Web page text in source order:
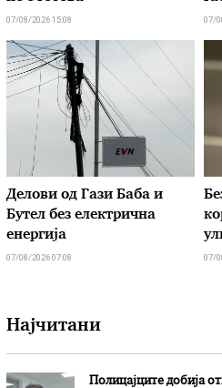
07/08/2026 15:08 07/
Делови од Гази Баба и
Бутел без електрична
енергија
07/08/2026 07:08 07/
Најчитани
Полицајците добија